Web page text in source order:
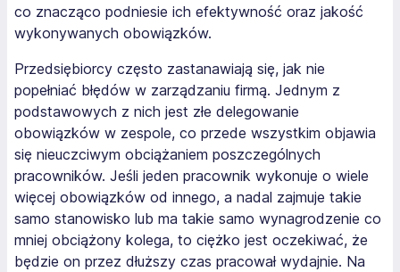
co znacząco podniesie ich efektywność oraz jakość
wykonywanych obowiązków.
Przedsiębiorcy często zastanawiają się, jak nie
popełniać błędów w zarządzaniu firmą. Jednym z
podstawowych z nich jest złe delegowanie
obowiązków w zespole, co przede wszystkim objawia
się nieuczciwym obciążaniem poszczególnych
pracowników. Jeśli jeden pracownik wykonuje o wiele
więcej obowiązków od innego, a nadal zajmuje takie
samo stanowisko lub ma takie samo wynagrodzenie co
mniej obciążony kolega, to ciężko jest oczekiwać, że
będzie on przez dłuższy czas pracował wydajnie. Na